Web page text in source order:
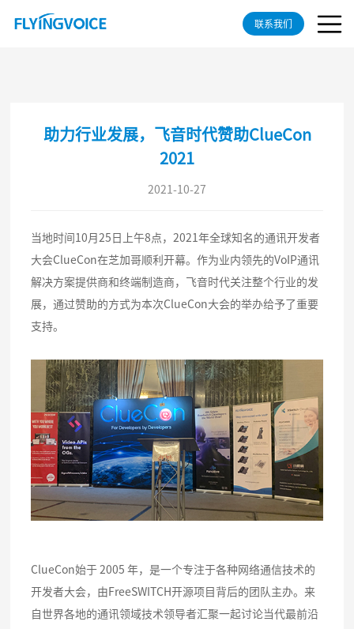
联系我们
助力行业发展，飞音时代赞助ClueCon
2021
2021-10-27
当地时间10月25日上午8点，2021年全球知名的通讯开发者
大会ClueCon在芝加哥顺利开幕。作为业内领先的VoIP通讯
解决方案提供商和终端制造商，飞音时代关注整个行业的发
展，通过赞助的方式为本次ClueCon大会的举办给予了重要
支持。
ClueCon始于 2005 年，是一个专注于各种网络通信技术的
开发者大会，由FreeSWITCH开源项目背后的团队主办。来
自世界各地的通讯领域技术领导者汇聚一起讨论当代最前沿